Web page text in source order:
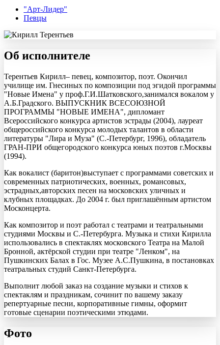
"Арт-Лидер"
Певцы
Об исполнителе
Терентьев Кирилл– певец, композитор, поэт. Окончил
училище им. Гнесиных по композиции под эгидой программы
"Новые Имена" у проф.Г.И.Шатковского,занимался вокалом у
А.Б.Градского. ВЫПУСКНИК ВСЕСОЮЗНОЙ
ПРОГРАММЫ "НОВЫЕ ИМЕНА", дипломант
Всероссийского конкурса артистов эстрады (2004), лауреат
общероссийского конкурса молодых талантов в области
литературы "Лира и Муза" (С.-Петербург, 1996), обладатель
ГРАН-ПРИ общегородского конкурса юных поэтов г.Москвы
(1994).
Как вокалист (баритон)выступает с программами советских и
современных патриотических, военных, романсовых,
эстрадных,авторских песен на московских уличных и
клубных площадках. До 2004 г. был приглашённым артистом
Москонцерта.
Как композитор и поэт работал с театрами и театральными
студиями Москвы и С.-Петербурга. Музыка и стихи Кирилла
использовались в спектаклях московского Театра на Малой
Бронной, актёрской студии при театре "Ленком", на
Пушкинских Балах в Гос. Музее А.С.Пушкина, в постановках
театральных студий Санкт-Петербурга.
Выполнит любой заказ на создание музыки и стихов к
спектаклям и праздникам, сочинит по вашему заказу
репертуарные песни, корпоративные гимны, оформит
готовые сценарии поэтическими этюдами.
Фото